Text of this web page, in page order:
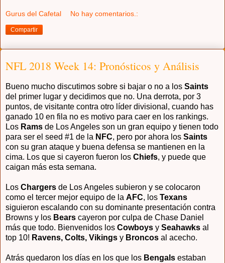
Gurus del Cafetal No hay comentarios.:
Compartir
NFL 2018 Week 14: Pronósticos y Análisis
Bueno mucho discutimos sobre si bajar o no a los Saints
del primer lugar y decidimos que no. Una derrota, por 3
puntos, de visitante contra otro líder divisional, cuando has
ganado 10 en fila no es motivo para caer en los rankings.
Los Rams de Los Angeles son un gran equipo y tienen todo
para ser el seed #1 de la NFC, pero por ahora los Saints
con su gran ataque y buena defensa se mantienen en la
cima. Los que si cayeron fueron los Chiefs, y puede que
caigan más esta semana.
Los Chargers de Los Angeles subieron y se colocaron
como el tercer mejor equipo de la AFC, los Texans
siguieron escalando con su dominante presentación contra
Browns y los Bears cayeron por culpa de Chase Daniel
más que todo. Bienvenidos los Cowboys y Seahawks al
top 10! Ravens, Colts, Vikings y Broncos al acecho.
Atrás quedaron los días en los que los Bengals estaban